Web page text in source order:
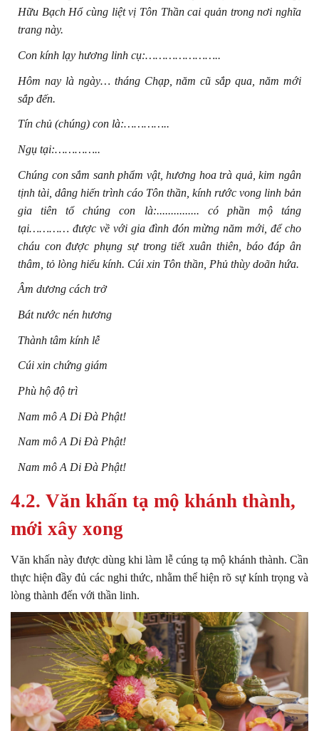
Hữu Bạch Hổ cùng liệt vị Tôn Thần cai quản trong nơi nghĩa
trang này.
Con kính lạy hương linh cụ:…………………..
Hôm nay là ngày… tháng Chạp, năm cũ sắp qua, năm mới
sắp đến.
Tín chủ (chúng) con là:…………..
Ngụ tại:…………..
Chúng con sắm sanh phẩm vật, hương hoa trà quả, kim ngân
tịnh tài, dâng hiến trình cáo Tôn thần, kính rước vong linh bản
gia tiên tổ chúng con là:............... có phần mộ táng
tại………… được về với gia đình đón mừng năm mới, để cho
cháu con được phụng sự trong tiết xuân thiên, báo đáp ân
thâm, tỏ lòng hiếu kính. Cúi xin Tôn thần, Phủ thùy doãn hứa.
Âm dương cách trở
Bát nước nén hương
Thành tâm kính lễ
Cúi xin chứng giám
Phù hộ độ trì
Nam mô A Di Đà Phật!
Nam mô A Di Đà Phật!
Nam mô A Di Đà Phật!
4.2. Văn khấn tạ mộ khánh thành,
mới xây xong
Văn khấn này được dùng khi làm lễ cúng tạ mộ khánh thành. Cần
thực hiện đầy đủ các nghi thức, nhằm thể hiện rõ sự kính trọng và
lòng thành đến với thần linh.